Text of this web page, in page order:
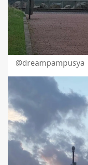
@dreampampusya